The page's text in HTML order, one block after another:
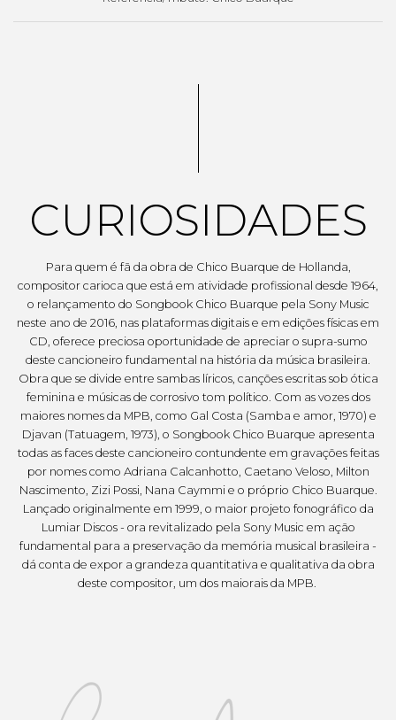
CURIOSIDADES
Para quem é fã da obra de Chico Buarque de Hollanda,
compositor carioca que está em atividade profissional desde 1964,
o relançamento do Songbook Chico Buarque pela Sony Music
neste ano de 2016, nas plataformas digitais e em edições físicas em
CD, oferece preciosa oportunidade de apreciar o supra-sumo
deste cancioneiro fundamental na história da música brasileira.
Obra que se divide entre sambas líricos, canções escritas sob ótica
feminina e músicas de corrosivo tom político. Com as vozes dos
maiores nomes da MPB, como Gal Costa (Samba e amor, 1970) e
Djavan (Tatuagem, 1973), o Songbook Chico Buarque apresenta
todas as faces deste cancioneiro contundente em gravações feitas
por nomes como Adriana Calcanhotto, Caetano Veloso, Milton
Nascimento, Zizi Possi, Nana Caymmi e o próprio Chico Buarque.
Lançado originalmente em 1999, o maior projeto fonográfico da
Lumiar Discos - ora revitalizado pela Sony Music em ação
fundamental para a preservação da memória musical brasileira -
dá conta de expor a grandeza quantitativa e qualitativa da obra
deste compositor, um dos maiorais da MPB.